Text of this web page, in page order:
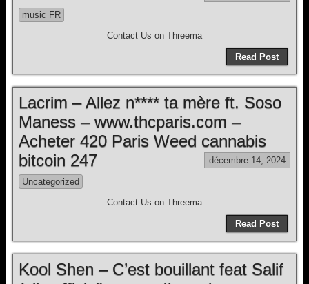
music FR
Contact Us on Threema
Read Post
Lacrim – Allez n**** ta mère ft. Soso
Maness – www.thcparis.com –
Acheter 420 Paris Weed cannabis
bitcoin 247
décembre 14, 2024
Uncategorized
Contact Us on Threema
Read Post
Kool Shen – C’est bouillant feat Salif